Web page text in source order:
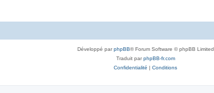
Développé parphpBB® Forum Software © phpBB Limited
Traduit parphpBB-fr.com
Confidentialité | Conditions